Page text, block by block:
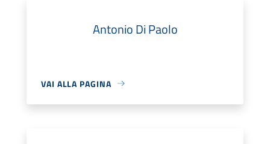
Antonio Di Paolo
VAI ALLA PAGINA